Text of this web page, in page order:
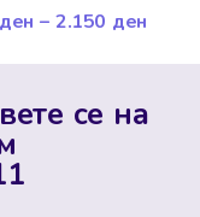
ден – 2.150 ден
се на